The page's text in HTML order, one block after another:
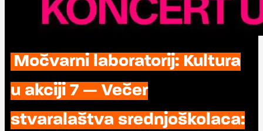
Močvarni laboratorij: Kultura
u akciji 7 — Večer
stvaralaštva srednjoškolaca: